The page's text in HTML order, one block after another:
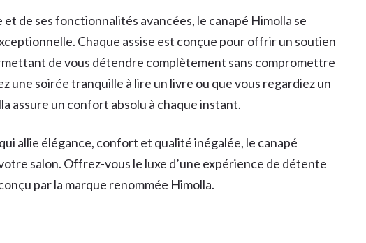
et de ses fonctionnalités avancées, le canapé Himolla se
Chaque assise est conçue pour offrir un soutien
de vous détendre complètement sans compromettre
une soirée tranquille à lire un livre ou que vous regardiez un
assure un confort absolu à chaque instant.
allie élégance, confort et qualité inégalée, le canapé
salon. Offrez-vous le luxe d’une expérience de détente
par la marque renommée Himolla.